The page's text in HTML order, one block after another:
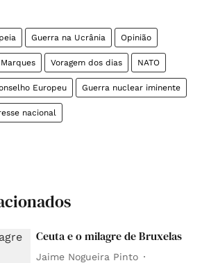
Guerra na Ucrânia Opinião
Voragem dos dias NATO
Europeu Guerra nuclear iminente
nacional
Ceuta e o milagre de Bruxelas
Jaime Nogueira Pinto